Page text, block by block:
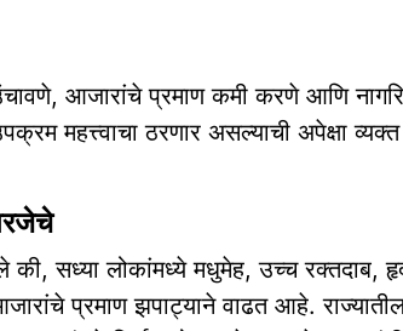
आजारांचे प्रमाण कमी करणे आणि
महत्त्वाचा ठरणार असल्याची अपेक्षा
की, सध्या लोकांमध्ये मधुमेह, उच्च रक्तदाब,
प्रमाण झपाट्याने वाढत आहे.